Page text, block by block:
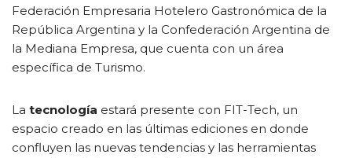
Federación Empresaria Hotelero Gastronómica de la
República Argentina y la Confederación Argentina de
la Mediana Empresa, que cuenta con un área
específica de Turismo.
La tecnología estará presente con FIT-Tech, un
espacio creado en las últimas ediciones en donde
confluyen las nuevas tendencias y las herramientas